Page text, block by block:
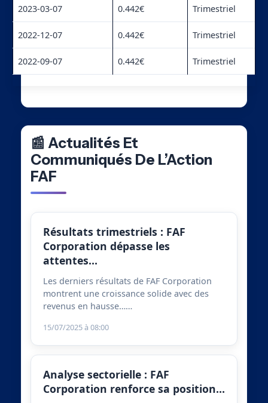
2023-03-07 0.442€ Trimestriel
2022-12-07 0.442€ Trimestriel
2022-09-07 0.442€ Trimestriel
📰 Actualités Et
Communiqués De L’Action
FAF
Résultats trimestriels : FAF
Corporation dépasse les
attentes…
Les derniers résultats de FAF Corporation
montrent une croissance solide avec des
revenus en hausse……
15/07/2025 à 08:00
Analyse sectorielle : FAF
Corporation renforce sa position…